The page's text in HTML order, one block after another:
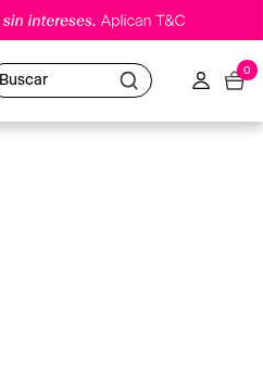
Buscar
0